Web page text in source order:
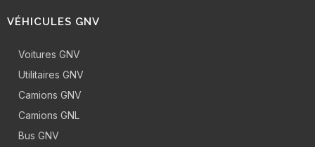
VÉHICULES GNV
Voitures GNV
Utilitaires GNV
Camions GNV
Camions GNL
Bus GNV